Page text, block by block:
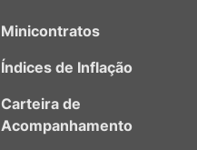
Minicontratos
Índices de Inflação
Carteira de
Acompanhamento